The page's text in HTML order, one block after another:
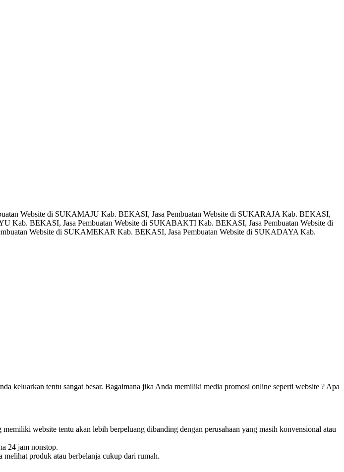
Website di SUKAMAJU Kab. BEKASI, Jasa Pembuatan Website di SUKARAJA Kab. BEKASI,
Kab. BEKASI, Jasa Pembuatan Website di SUKABAKTI Kab. BEKASI, Jasa Pembuatan Website di
Website di SUKAMEKAR Kab. BEKASI, Jasa Pembuatan Website di SUKADAYA Kab.
keluarkan tentu sangat besar. Bagaimana jika Anda memiliki media promosi online seperti website ? Apa
website tentu akan lebih berpeluang dibanding dengan perusahaan yang masih konvensional atau
24 jam nonstop.
produk atau berbelanja cukup dari rumah.